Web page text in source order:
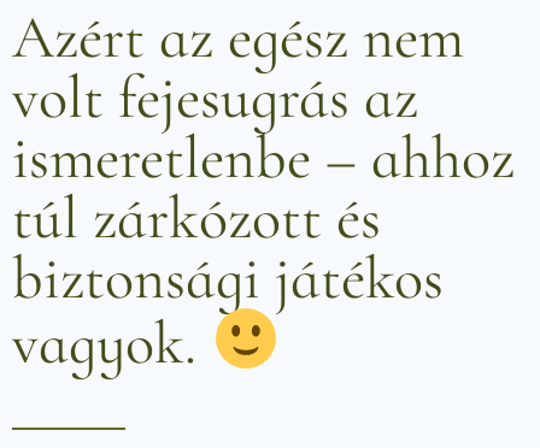
Azért az egész nem
volt fejesugrás az
ismeretlenbe – ahhoz
túl zárkózott és
biztonsági játékos
vagyok.